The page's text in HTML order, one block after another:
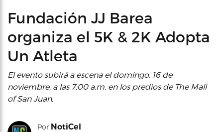
Fundación JJ Barea
organiza el 5K & 2K Adopta
Un Atleta
El evento subirá a escena el domingo, 16 de
noviembre, a las 7:00 a.m. en los predios de The Mall
of San Juan.
Por NotiCel